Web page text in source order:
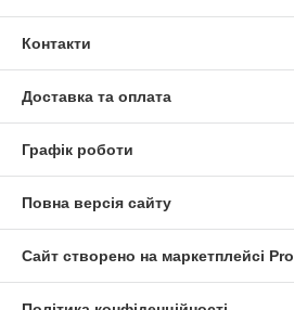
Контакти
Доставка та оплата
Графік роботи
Повна версія сайту
Сайт створено на маркетплейсі